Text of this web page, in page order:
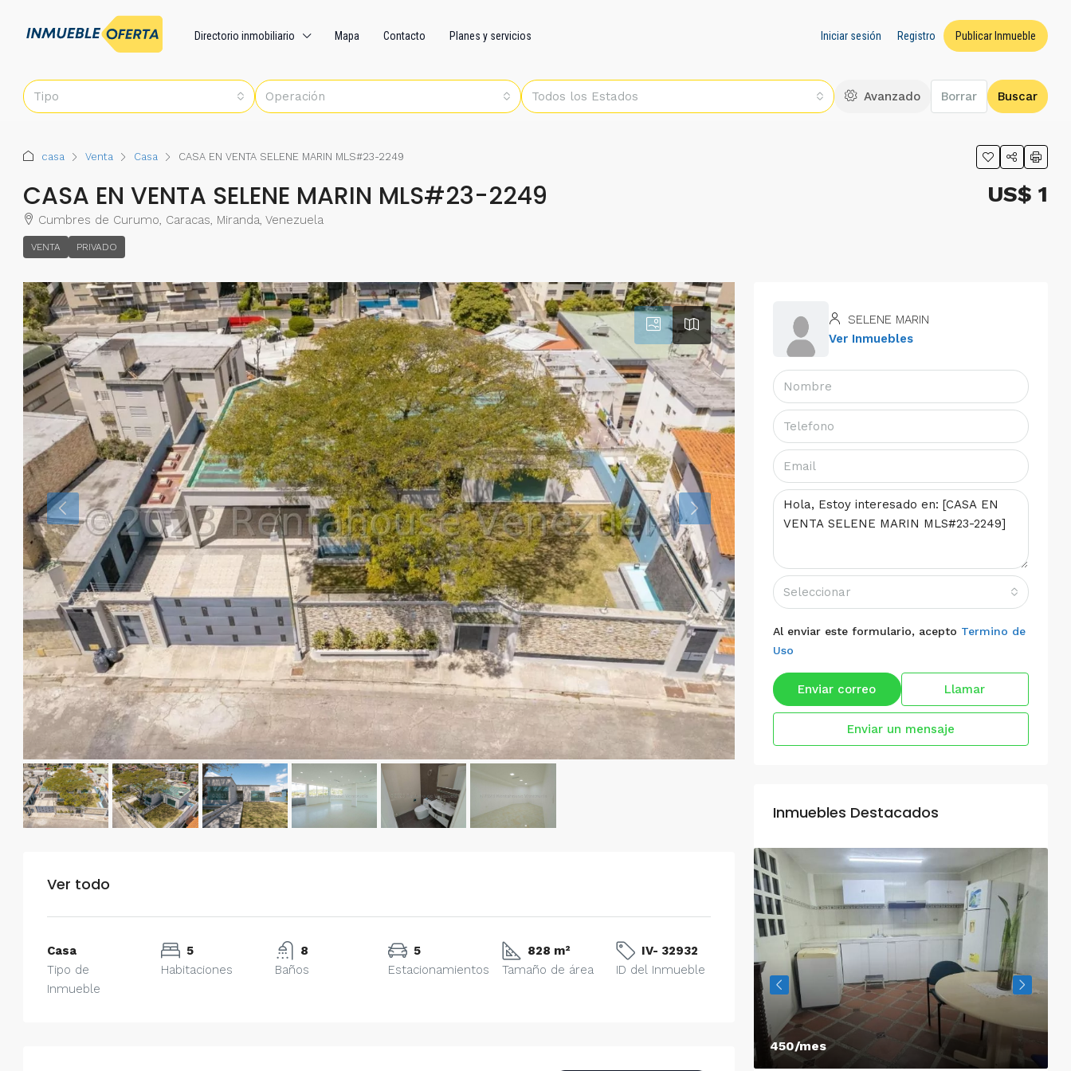
Directorio inmobiliario Mapa Contacto Planes y servicios Iniciar sesión Registro Publicar Inmueble
Tipo Operación Todos los Estados Avanzado Borrar Buscar
casa Venta Casa CASA EN VENTA SELENE MARIN MLS#23-2249
CASA EN VENTA SELENE MARIN MLS#23-2249
Cumbres de Curumo, Caracas, Miranda, Venezuela
VENTA PRIVADO
US$ 1
Ver todo
Casa
Tipo de
Inmueble
5
Habitaciones
8
Baños
5
Estacionamientos
828 m²
Tamaño de área
IV- 32932
ID del Inmueble
SELENE MARIN
Ver Inmuebles
Seleccionar
Al enviar este formulario, acepto Termino de
Uso
Enviar correo Llamar
Enviar un mensaje
Inmuebles Destacados
450/mes